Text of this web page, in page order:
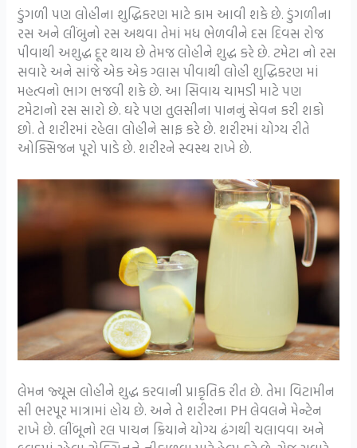
ડુંગળી પણ લોહીના શુદ્ધિકરણ માટે કામ આવી શકે છે. ડુંગળીના
રસ અને લીંબુનો રસ અથવા તેમાં મધ ભેળવીને દસ દિવસ રોજ
પીવાથી અશુદ્ધ દૂર થાય છે તેમજ લોહીને શુદ્ધ કરે છે. ટમેટા નો રસ
સવારે અને સાંજે એક એક ગ્લાસ પીવાથી લોહી શુદ્ધિકરણ માં
મહત્વનો ભાગ ભજવી શકે છે. આ સિવાય ચામડી માટે પણ
ટમેટાનો રસ સારો છે. ઘરે પણ તુલસીના પાનનું સેવન કરી શકો
છો. તે શરીરમાં રહેલા લોહીને સાફ કરે છે. શરીરમાં યોગ્ય રીતે
ઓક્સિજન પૂરો પાડે છે. શરીરને સ્વસ્થ રાખે છે.
લેમન જ્યૂસ લોહીને શુદ્ધ કરવાની પ્રાકૃતિક રીત છે. તેમા વિટામીન
સી ભરપૂર માત્રામાં હોય છે. અને તે શરીરના PH લેવલને મેન્ટેન
રાખે છે. લીંબૂનો રલ પાચન ક્રિયાને યોગ્ય ઢંગથી ચલાવવા અને